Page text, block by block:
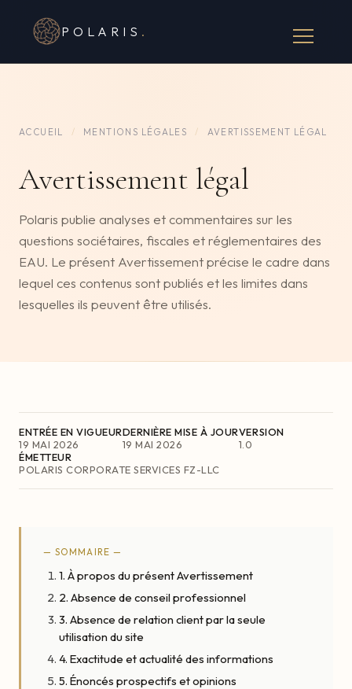
POLARIS .
ACCUEIL / MENTIONS LÉGALES / AVERTISSEMENT LÉGAL
Avertissement légal
Polaris publie analyses et commentaires sur les
questions sociétaires, fiscales et réglementaires des
EAU. Le présent Avertissement précise le cadre dans
lequel ces contenus sont publiés et les limites dans
lesquelles ils peuvent être utilisés.
ENTRÉE EN VIGUEUR
19 MAI 2026
DERNIÈRE MISE À JOUR
19 MAI 2026
VERSION
1.0
ÉMETTEUR
POLARIS CORPORATE SERVICES FZ-LLC
— SOMMAIRE —
1. À propos du présent Avertissement
2. Absence de conseil professionnel
3. Absence de relation client par la seule
utilisation du site
4. Exactitude et actualité des informations
5. Énoncés prospectifs et opinions